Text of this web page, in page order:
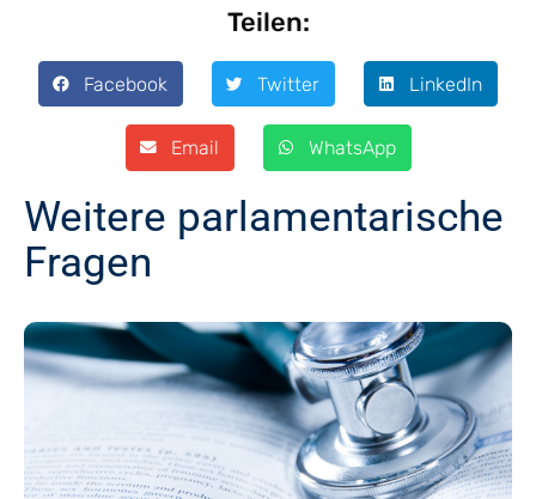
Teilen:
Facebook Twitter LinkedIn
Email WhatsApp
Weitere parlamentarische
Fragen